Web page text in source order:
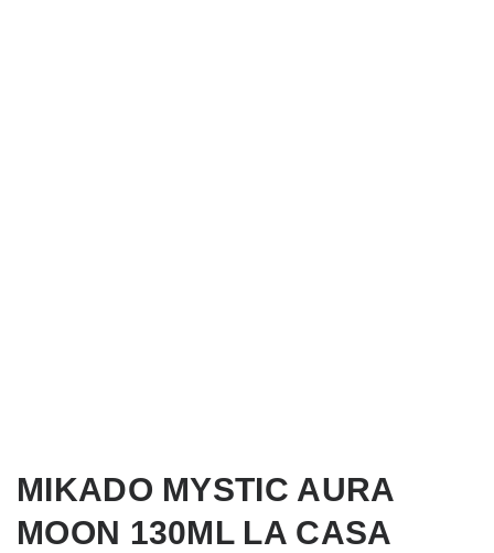
MIKADO MYSTIC AURA
MOON 130ML LA CASA